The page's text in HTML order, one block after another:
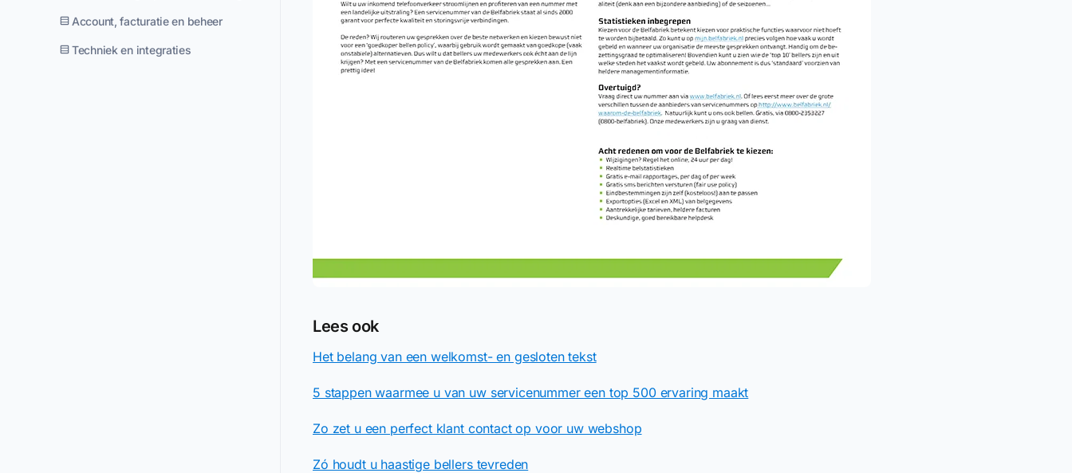
Account, facturatie en beheer
Techniek en integraties
Lees ook
Het belang van een welkomst- en gesloten tekst
5 stappen waarmee u van uw servicenummer een top 500 ervaring maakt
Zo zet u een perfect klant contact op voor uw webshop
Zó houdt u haastige bellers tevreden